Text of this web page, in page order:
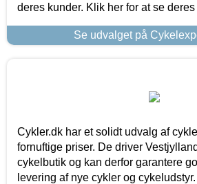
deres kunder. Klik her for at se
Se udvalget på
Cykler.dk har et solidt udvalg af
fornuftige priser. De driver
cykelbutik og kan derfor garantere
levering af nye cykler og